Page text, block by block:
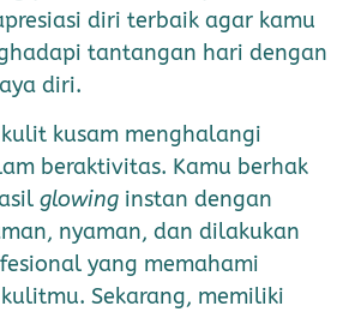
diri terbaik agar kamu
tantangan hari dengan
diri.
kusam menghalangi
beraktivitas. Kamu berhak
glowing instan dengan
nyaman, dan dilakukan
yang memahami
Sekarang, memiliki